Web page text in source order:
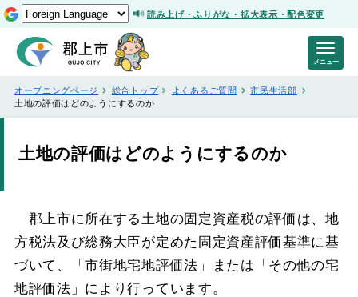
読み上げ・ふりがな・拡大表示・配色変更
オープニングページ 総合トップ よくあるご質問
市民生活部
土地の評価はどのようにするのか
土地の評価はどのようにするのか
郡上市に所在する土地の固定資産税の評価は、地
方税法及び総務大臣が定めた固定資産評価基準に基
づいて、「市街地宅地評価法」または「その他の宅
地評価法」により行っています。
メニュー